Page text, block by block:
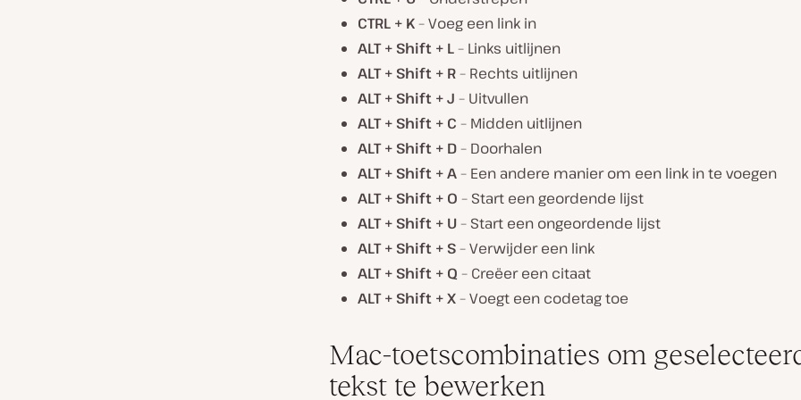
CTRL + K– Voeg een link in
ALT + Shift + L– Links uitlijnen
ALT + Shift + R– Rechts uitlijnen
ALT + Shift + J – Uitvullen
ALT + Shift + C – Midden uitlijnen
ALT + Shift + D– Doorhalen
ALT + Shift + A– Een andere manier om een link in te voegen
ALT + Shift + O – Start een geordende lijst
ALT + Shift + U– Start een ongeordende lijst
ALT + Shift + S– Verwijder een link
ALT + Shift + Q – Creëer een citaat
ALT + Shift + X– Voegt een codetag toe
Mac-toetscombinaties om
tekst te bewerken